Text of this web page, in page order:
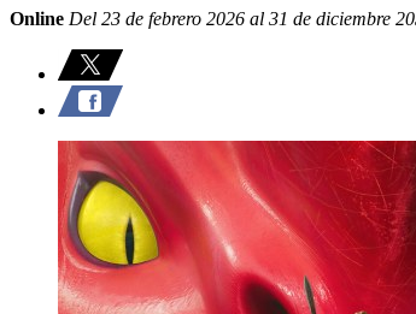
Online Del 23 de febrero 2026 al 31 de diciembre